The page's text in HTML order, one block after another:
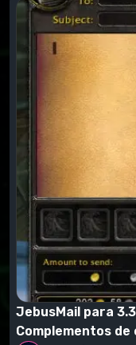
JebusMail para
Complementos de